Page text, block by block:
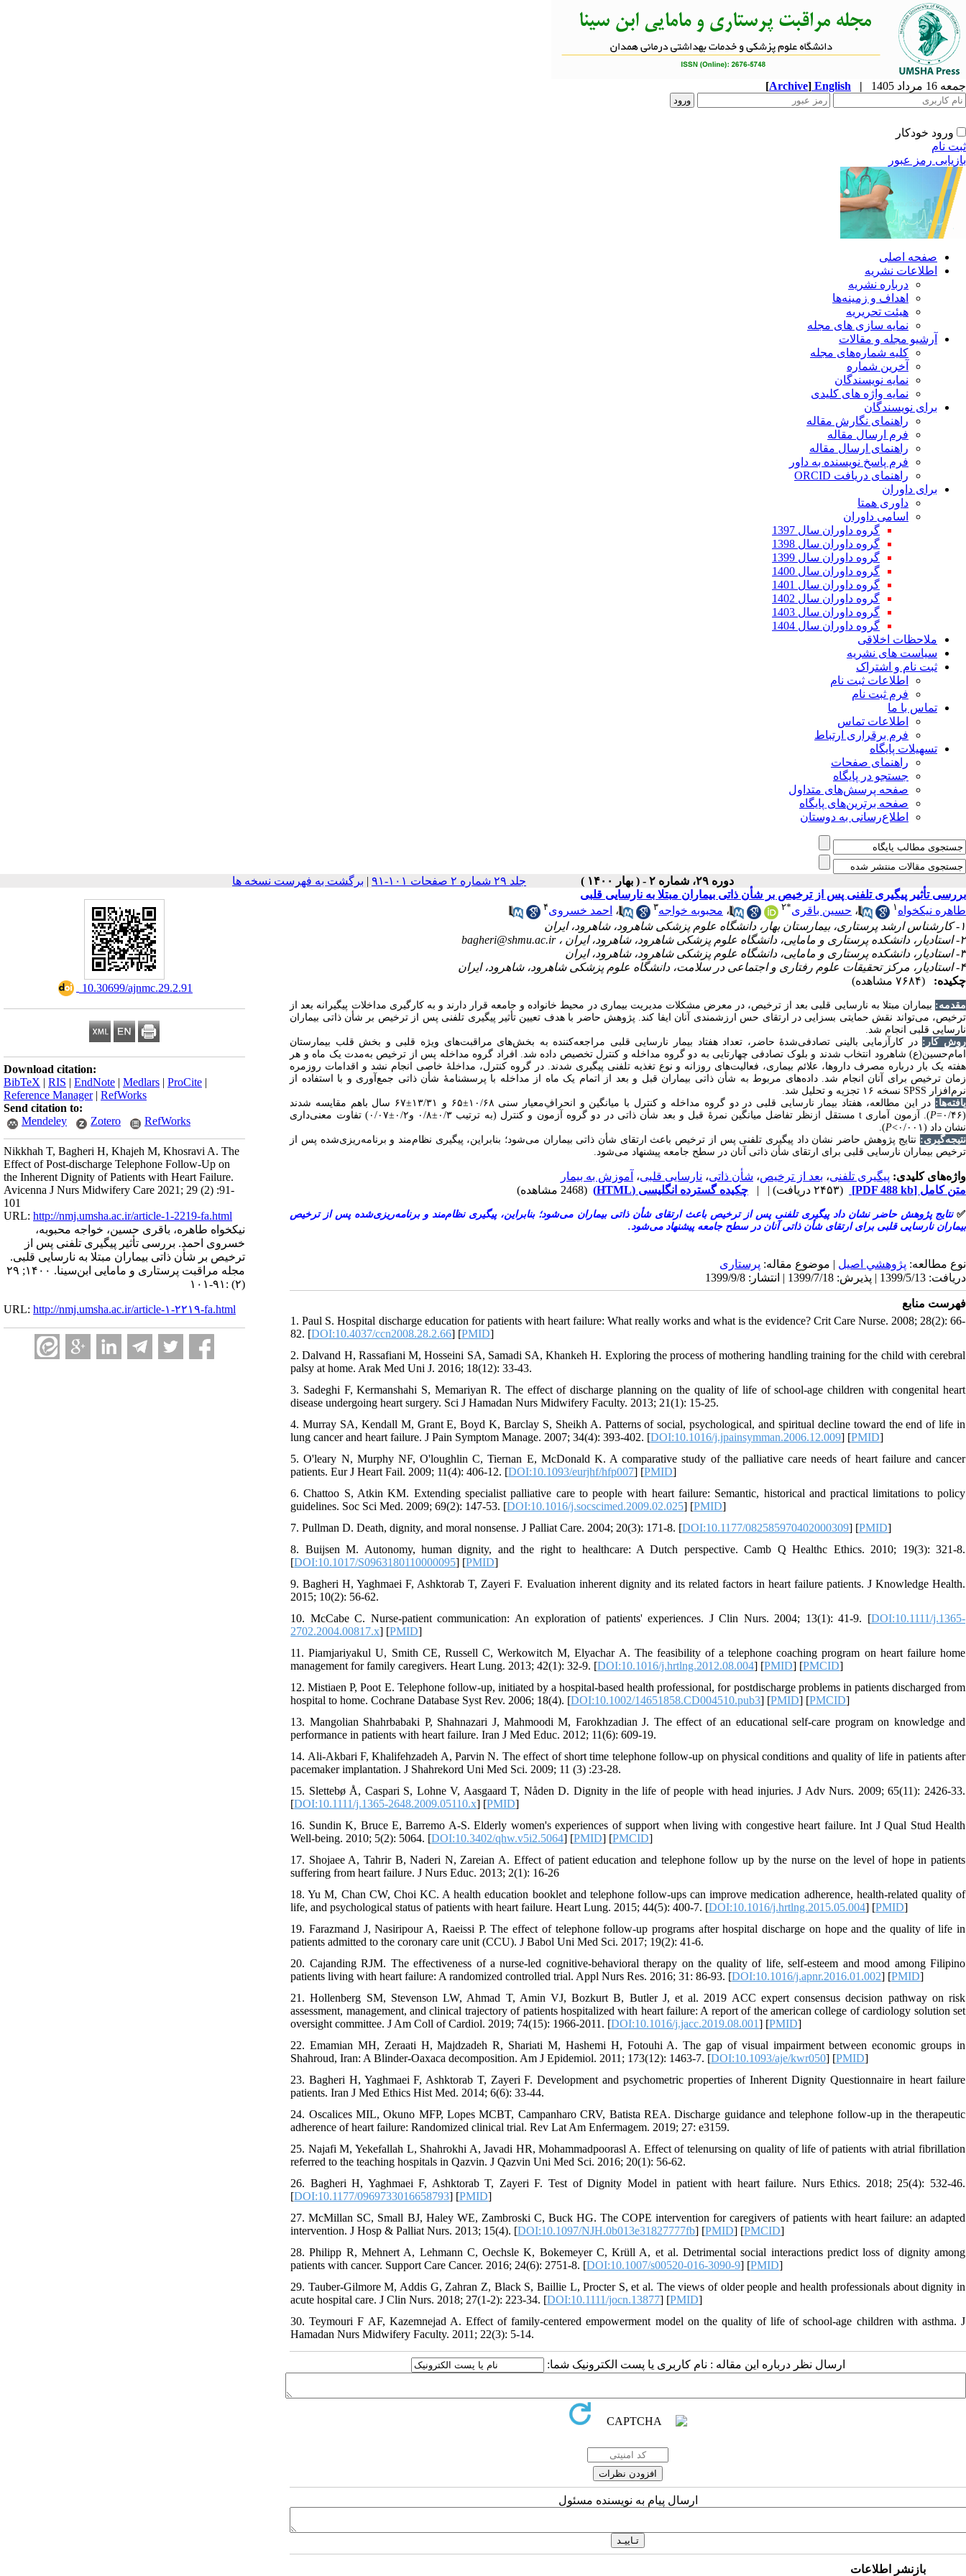
جمعه 16 مرداد 1405 |
English
[Archive]
ورود خودکار
ثبت نام
بازیابی رمز عبور
صفحه اصلی
اطلاعات نشریه
درباره نشریه
اهداف و زمینه‌ها
هیئت تحریریه
نمایه سازی های مجله
آرشیو مجله و مقالات
کلیه شماره‌های مجله
آخرین شماره
نمایه نویسندگان
نمایه واژه های کلیدی
برای نویسندگان
راهنمای نگارش مقاله
فرم ارسال مقاله
راهنمای ارسال مقاله
فرم پاسخ نویسنده به داور
راهنمای دریافت ORCID
برای داوران
داوری همتا
اسامی داوران
گروه داوران سال 1397
گروه داوران سال 1398
گروه داوران سال 1399
گروه داوران سال 1400
گروه داوران سال 1401
گروه داوران سال 1402
گروه داوران سال 1403
گروه داوران سال 1404
ملاحظات اخلاقی
سیاست های نشریه
ثبت نام و اشتراک
اطلاعات ثبت نام
فرم ثبت نام
تماس با ما
اطلاعات تماس
فرم برقراری ارتباط
تسهیلات پایگاه
راهنمای صفحات
جستجو در پایگاه
صفحه پرسش‌های متداول
صفحه برترین‌های پایگاه
اطلاع‌رسانی به دوستان
دوره ۲۹، شماره ۲ - ( بهار ۱۴۰۰ ) جلد ۲۹ شماره ۲ صفحات ۱۰۱-۹۱ | برگشت به فهرست نسخه ها
‎ 10.30699/ajnmc.29.2.91
Download citation:
BibTeX | RIS | EndNote | Medlars | ProCite |
Reference Manager| RefWorks
Send citation to:
Mendeley
Zotero RefWorks
Nikkhah T, Bagheri H, Khajeh M, Khosravi A. The
Effect of Post-discharge Telephone Follow-Up on
the Inherent Dignity of Patients with Heart Failure.
Avicenna J Nurs Midwifery Care 2021; 29 (2) :91-
101
URL: http://nmj.umsha.ac.ir/article-1-2219-fa.html
نیکخواه طاهره، باقری حسین، خواجه محبوبه،
خسروی احمد. بررسی تأثیر پیگیری تلفنی پس از
ترخیص بر شأن ذاتی بیماران مبتلا به نارسایی قلبی.
مجله مراقبت پرستاری و مامایی ابن‌سینا. ۱۴۰۰; ۲۹
(۲) :۹۱-۱۰۱
URL: http://nmj.umsha.ac.ir/article-۱-۲۲۱۹-fa.html
بررسی تأثیر پیگیری تلفنی پس از ترخیص بر شأن ذاتی بیماران مبتلا به نارسایی قلبی
طاهره نیکخواه ۱ ، حسین باقری*۲ ، محبوبه خواجه۳ ، احمد خسروی۴
۱- کارشناس ارشد پرستاری، بیمارستان بهار، دانشگاه علوم پزشکی شاهرود، شاهرود، ایران
۲- استادیار، دانشکده پرستاری و مامایی، دانشگاه علوم پزشکی شاهرود، شاهرود، ایران ،
bagheri@shmu.ac.ir
۳- استادیار، دانشکده پرستاری و مامایی، دانشگاه علوم پزشکی شاهرود، شاهرود، ایران
۴- استادیار، مرکز تحقیقات علوم رفتاری و اجتماعی در سلامت، دانشگاه علوم پزشکی شاهرود، شاهرود، ایران
چکیده:
(۷۶۸۴ مشاهده)
مقدمه: بیماران مبتلا به نارسایی قلبی بعد از ترخیص، در ‌معرض مشکلات مدیریت بیماری در محیط خانواده و جامعه قرار دارند و به‌ کارگیری مداخلات پیگیرانه بعد از
ترخیص، می‌تواند نقش حمایتی بسزایی در ارتقای حس ارزشمندی آنان ایفا کند. پژوهش حاضر با هدف تعیین تأثیر پیگیری تلفنی پس از ترخیص بر شأن ذاتی بیماران
نارسایی قلبی انجام شد.
روش کار: در کارآزمایی بالینی تصادفی‌شدۀ حاضر، تعداد هفتاد بیمار نارسایی قلبی مراجعه‌‌کننده به بخش‌های مراقبت‌های ویژه قلبی و بخش قلب بیمارستان‌
امام‌حسین‌(ع) شاهرود انتخاب شدند و بلوک تصادفی چهارتایی به دو گروه مداخله و کنترل تخصیص داده شد. افراد گروه مداخله پس از ترخیص به‌مدت یک ‌ماه و هر
هفته یک بار درباره مصرف داروها، علائم بیماری، فعالیت‌های روزانه و نوع تغذیه تلفنی پیگیری شدند.در گروه کنترل، مداخلۀ خاصی انجام نشد و اقدامات روزمره
زمان ترخیص برای آنان انجام شد.
داده‌های مربوط به شأن ذاتی بیماران قبل و بعد از اتمام یک ماه از مداخله با پرسشنامۀ شأن ذاتی جمع‌آوری و با استفاده از
نرم‌‌افزار SPSS نسخه ۱۶
تجزیه‌‌ و ‌تحلیل شد.
یافته‌ها: در این مطالعه، هفتاد بیمار نارسایی قلبی در دو گروه مداخله و کنترل با میانگین و انحرافِ‌معیار سنی ۱۰/۶۸ ±۶۵ و ۱۳/۳۱ ±
۶۷ سال باهم مقایسه شدند
(۰/۴۶
=
P). آزمون آماری tمستقل ازنظر تفاضل میانگین نمرۀ قبل و بعد شأن ذاتی در دو گروه آزمون و کنترل (به ‌ترتیب ۰/۳ ±۰/۸ و۰/۲ ±
۰/۰۷) تفاوت معنی‌داری
نشان داد (۰/۰۰۱ >
P
).
نتیجه‌گیری: نتایج پژوهش حاضر نشان داد پیگیری تلفنی پس از ترخیص باعث ارتقای شأن ذاتی بیماران می‌شود؛ بنابراین، پیگیری نظام‌مند و برنامه‌ریزی‌شده پس از
ترخیص بیماران نارسایی قلبی برای ارتقای شأن ذاتی آنان در سطح جامعه پیشنهاد می‌شود.
واژه‌های کلیدی: پیگیری تلفنی، بعد از ترخیص، شأن ذاتی، نارسایی قلبی، آموزش به بیمار
متن کامل [PDF 488 kb] (۲۴۵۳ دریافت) | | چکیده گسترده انگلیسی (HTML) (2468 مشاهده)
✅نتایج پژوهش حاضر نشان داد پیگیری تلفنی پس از ترخیص باعث ارتقای شأن ذاتی بیماران می‌شود؛ بنابراین، پیگیری نظام‌مند و برنامه‌ریزی‌شده پس از ترخیص
بیماران نارسایی قلبی برای ارتقای شأن ذاتی آنان در سطح جامعه پیشنهاد می‌شود.
نوع مطالعه: پژوهشي اصیل | موضوع مقاله: پرستاری
دریافت: 1399/5/13 | پذیرش: 1399/7/18 | انتشار: 1399/9/8
فهرست منابع
1. Paul S. Hospital discharge education for patients with heart failure: What really works and what is the evidence? Crit Care Nurse. 2008; 28(2): 66-
82. [DOI:10.4037/ccn2008.28.2.66] [PMID]
2. Dalvand H, Rassafiani M, Hosseini SA, Samadi SA, Khankeh H. Exploring the process of mothering handling training for the child with cerebral
palsy at home. Arak Med Uni J. 2016; 18(12): 33-43.
3. Sadeghi F, Kermanshahi S, Memariyan R. The effect of discharge planning on the quality of life of school-age children with congenital heart
disease undergoing heart surgery. Sci J Hamadan Nurs Midwifery Faculty. 2013; 21(1): 15-25.
4. Murray SA, Kendall M, Grant E, Boyd K, Barclay S, Sheikh A. Patterns of social, psychological, and spiritual decline toward the end of life in
lung cancer and heart failure. J Pain Symptom Manage. 2007; 34(4): 393-402. [DOI:10.1016/j.jpainsymman.2006.12.009] [PMID]
5. O'leary N, Murphy NF, O'loughlin C, Tiernan E, McDonald K. A comparative study of the palliative care needs of heart failure and cancer
patients. Eur J Heart Fail. 2009; 11(4): 406-12. [DOI:10.1093/eurjhf/hfp007] [PMID]
6. Chattoo S, Atkin KM. Extending specialist palliative care to people with heart failure: Semantic, historical and practical limitations to policy
guidelines. Soc Sci Med. 2009; 69(2): 147-53. [DOI:10.1016/j.socscimed.2009.02.025] [PMID]
7. Pullman D. Death, dignity, and moral nonsense. J Palliat Care. 2004; 20(3): 171-8. [DOI:10.1177/082585970402000309] [PMID]
8. Buijsen M. Autonomy, human dignity, and the right to healthcare: A Dutch perspective. Camb Q Healthc Ethics. 2010; 19(3): 321-8.
[DOI:10.1017/S0963180110000095] [PMID]
9. Bagheri H, Yaghmaei F, Ashktorab T, Zayeri F. Evaluation inherent dignity and its related factors in heart failure patients. J Knowledge Health.
2015; 10(2): 56-62.
10. McCabe C. Nurse-patient communication: An exploration of patients' experiences. J Clin Nurs. 2004; 13(1): 41-9. [DOI:10.1111/j.1365-
2702.2004.00817.x] [PMID]
11. Piamjariyakul U, Smith CE, Russell C, Werkowitch M, Elyachar A. The feasibility of a telephone coaching program on heart failure home
management for family caregivers. Heart Lung. 2013; 42(1): 32-9. [DOI:10.1016/j.hrtlng.2012.08.004] [PMID] [PMCID]
12. Mistiaen P, Poot E. Telephone follow‐up, initiated by a hospital‐based health professional, for postdischarge problems in patients discharged from
hospital to home. Cochrane Database Syst Rev. 2006; 18(4). [DOI:10.1002/14651858.CD004510.pub3] [PMID] [PMCID]
13. Mangolian Shahrbabaki P, Shahnazari J, Mahmoodi M, Farokhzadian J. The effect of an educational self-care program on knowledge and
performance in patients with heart failure. Iran J Med Educ. 2012; 11(6): 609-19.
14. Ali-Akbari F, Khalifehzadeh A, Parvin N. The effect of short time telephone follow-up on physical conditions and quality of life in patients after
pacemaker implantation. J Shahrekord Uni Med Sci. 2009; 11 (3) :23-28.
15. Slettebø Å, Caspari S, Lohne V, Aasgaard T, Nåden D. Dignity in the life of people with head injuries. J Adv Nurs. 2009; 65(11): 2426-33.
[DOI:10.1111/j.1365-2648.2009.05110.x] [PMID]
16. Sundin K, Bruce E, Barremo A-S. Elderly women's experiences of support when living with congestive heart failure. Int J Qual Stud Health
Well-being. 2010; 5(2): 5064. [DOI:10.3402/qhw.v5i2.5064] [PMID] [PMCID]
17. Shojaee A, Tahrir B, Naderi N, Zareian A. Effect of patient education and telephone follow up by the nurse on the level of hope in patients
suffering from heart failure. J Nurs Educ. 2013; 2(1): 16-26
18. Yu M, Chan CW, Choi KC. A health education booklet and telephone follow-ups can improve medication adherence, health-related quality of
life, and psychological status of patients with heart failure. Heart Lung. 2015; 44(5): 400-7. [DOI:10.1016/j.hrtlng.2015.05.004] [PMID]
19. Farazmand J, Nasiripour A, Raeissi P. The effect of telephone follow-up programs after hospital discharge on hope and the quality of life in
patients admitted to the coronary care unit (CCU). J Babol Uni Med Sci. 2017; 19(2): 41-6.
20. Cajanding RJM. The effectiveness of a nurse-led cognitive-behavioral therapy on the quality of life, self-esteem and mood among Filipino
patients living with heart failure: A randomized controlled trial. Appl Nurs Res. 2016; 31: 86-93. [DOI:10.1016/j.apnr.2016.01.002] [PMID]
21. Hollenberg SM, Stevenson LW, Ahmad T, Amin VJ, Bozkurt B, Butler J, et al. 2019 ACC expert consensus decision pathway on risk
assessment, management, and clinical trajectory of patients hospitalized with heart failure: A report of the american college of cardiology solution set
oversight committee. J Am Coll of Cardiol. 2019; 74(15): 1966-2011. [DOI:10.1016/j.jacc.2019.08.001] [PMID]
22. Emamian MH, Zeraati H, Majdzadeh R, Shariati M, Hashemi H, Fotouhi A. The gap of visual impairment between economic groups in
Shahroud, Iran: A Blinder-Oaxaca decomposition. Am J Epidemiol. 2011; 173(12): 1463-7. [DOI:10.1093/aje/kwr050] [PMID]
23. Bagheri H, Yaghmaei F, Ashktorab T, Zayeri F. Development and psychometric properties of Inherent Dignity Questionnaire in heart failure
patients. Iran J Med Ethics Hist Med. 2014; 6(6): 33-44.
24. Oscalices MIL, Okuno MFP, Lopes MCBT, Campanharo CRV, Batista REA. Discharge guidance and telephone follow-up in the therapeutic
adherence of heart failure: Randomized clinical trial. Rev Lat Am Enfermagem. 2019; 27: e3159.
25. Najafi M, Yekefallah L, Shahrokhi A, Javadi HR, Mohammadpoorasl A. Effect of telenursing on quality of life of patients with atrial fibrillation
referred to the teaching hospitals in Qazvin. J Qazvin Uni Med Sci. 2016; 20(1): 56-62.
26. Bagheri H, Yaghmaei F, Ashktorab T, Zayeri F. Test of Dignity Model in patient with heart failure. Nurs Ethics. 2018; 25(4): 532-46.
[DOI:10.1177/0969733016658793] [PMID]
27. McMillan SC, Small BJ, Haley WE, Zambroski C, Buck HG. The COPE intervention for caregivers of patients with heart failure: an adapted
intervention. J Hosp & Palliat Nurs. 2013; 15(4). [DOI:10.1097/NJH.0b013e31827777fb] [PMID] [PMCID]
28. Philipp R, Mehnert A, Lehmann C, Oechsle K, Bokemeyer C, Krüll A, et al. Detrimental social interactions predict loss of dignity among
patients with cancer. Support Care Cancer. 2016; 24(6): 2751-8. [DOI:10.1007/s00520-016-3090-9] [PMID]
29. Tauber‐Gilmore M, Addis G, Zahran Z, Black S, Baillie L, Procter S, et al. The views of older people and health professionals about dignity in
acute hospital care. J Clin Nurs. 2018; 27(1-2): 223-34. [DOI:10.1111/jocn.13877] [PMID]
30. Teymouri F AF, Kazemnejad A. Effect of family-centered empowerment model on the quality of life of school-age children with asthma. J
Hamadan Nurs Midwifery Faculty. 2011; 22(3): 5-14.
ارسال نظر درباره این مقاله : نام کاربری یا پست الکترونیک شما:
ارسال پیام به نویسنده مسئول
بازنشر اطلاعات